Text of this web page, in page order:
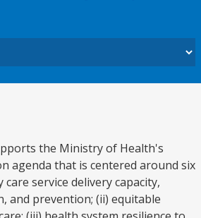
the Ministry of Health's
agenda that is centered around six
service delivery capacity,
and prevention; (ii) equitable